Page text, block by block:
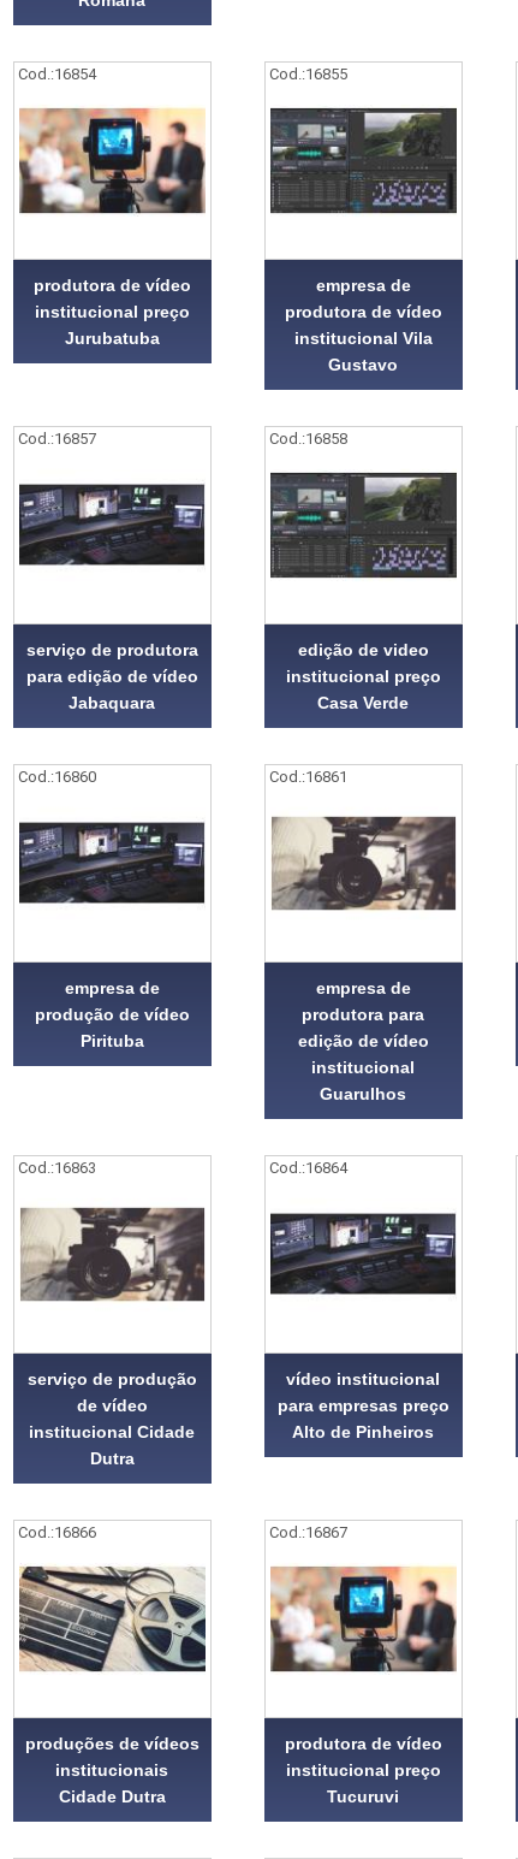
Cod.:16854
produtora de vídeo
institucional preço
Jurubatuba
Cod.:16855
empresa de
produtora de vídeo
institucional Vila
Gustavo
Cod.:16857
serviço de produtora
para edição de vídeo
Jabaquara
Cod.:16858
edição de video
institucional preço
Casa Verde
Cod.:16860
empresa de
produção de vídeo
Pirituba
Cod.:16861
empresa de
produtora para
edição de vídeo
institucional
Guarulhos
Cod.:16863
serviço de produção
de vídeo
institucional Cidade
Dutra
Cod.:16864
vídeo institucional
para empresas preço
Alto de Pinheiros
Cod.:16866
produções de vídeos
institucionais
Cidade Dutra
Cod.:16867
produtora de vídeo
institucional preço
Tucuruvi